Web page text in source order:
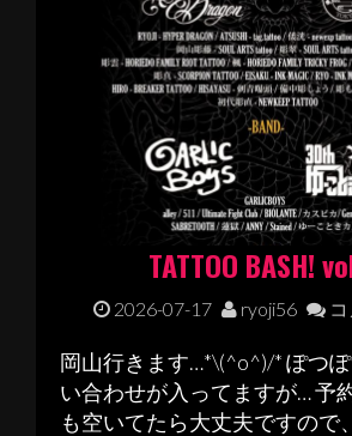
TATTOO BASH!
2026-07-17 ryoji56 コ
岡山行きます…*\(^o^)/* ぽつ
い合わせが入ってますが… 予
も空いてたら大丈夫ですので